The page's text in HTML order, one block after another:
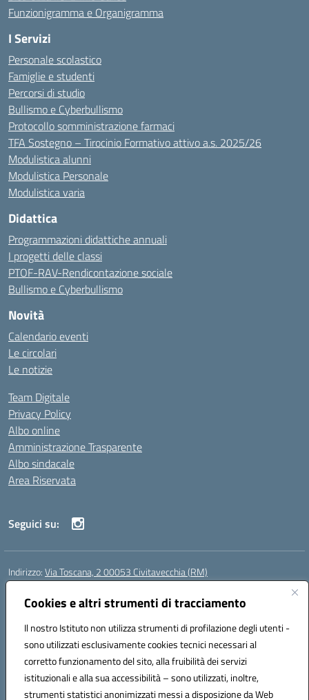
Cookies e altri strumenti di tracciamento
Il nostro Istituto non utilizza strumenti di profilazione degli utenti -
sono utilizzati esclusivamente cookies tecnici necessari al
corretto funzionamento del sito, alla fruibilità dei servizi
istituzionali e alla sua accessibilità – sono utilizzati, inoltre,
strumenti statistici anonimizzati messi a disposizione da Web
Funzionigramma e Organigramma
I Servizi
Personale scolastico
Famiglie e studenti
Percorsi di studio
Bullismo e Cyberbullismo
Protocollo somministrazione farmaci
TFA Sostegno – Tirocinio Formativo attivo a.s. 2025/26
Modulistica alunni
Modulistica Personale
Modulistica varia
Didattica
Programmazioni didattiche annuali
I progetti delle classi
PTOF-RAV-Rendicontazione sociale
Bullismo e Cyberbullismo
Novità
Calendario eventi
Le circolari
Le notizie
Team Digitale
Privacy Policy
Albo online
Amministrazione Trasparente
Albo sindacale
Area Riservata
Seguici su:
Indirizzo:Via Toscana, 2 00053 Civitavecchia (RM)
Centralino:
Posta elettronica certificata (PEC):rmic8b900g@pec.istruzione.it
Codice fiscale: 91038380589
Codice meccanografico:RMIC8B900G
Codice Indice delle Pubbliche Amministrazioni (IPA): istsc_rmic8b900g
Codice unico di fatturazione (CUF): UFP4NO